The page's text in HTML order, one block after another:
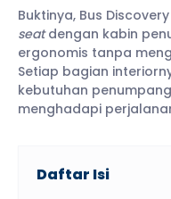
Buktinya, Bus
seatdengan kabin
ergonomis tanpa
Setiap bagian
kebutuhan
menghadapi
Daftar Isi